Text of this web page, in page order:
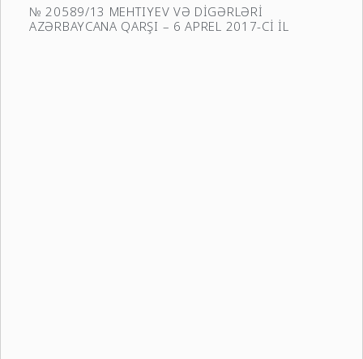
№ 20589/13 MEHTIYEV VƏ DİGƏRLƏRİ
AZƏRBAYCANA QARŞI – 6 APREL 2017-Cİ İL